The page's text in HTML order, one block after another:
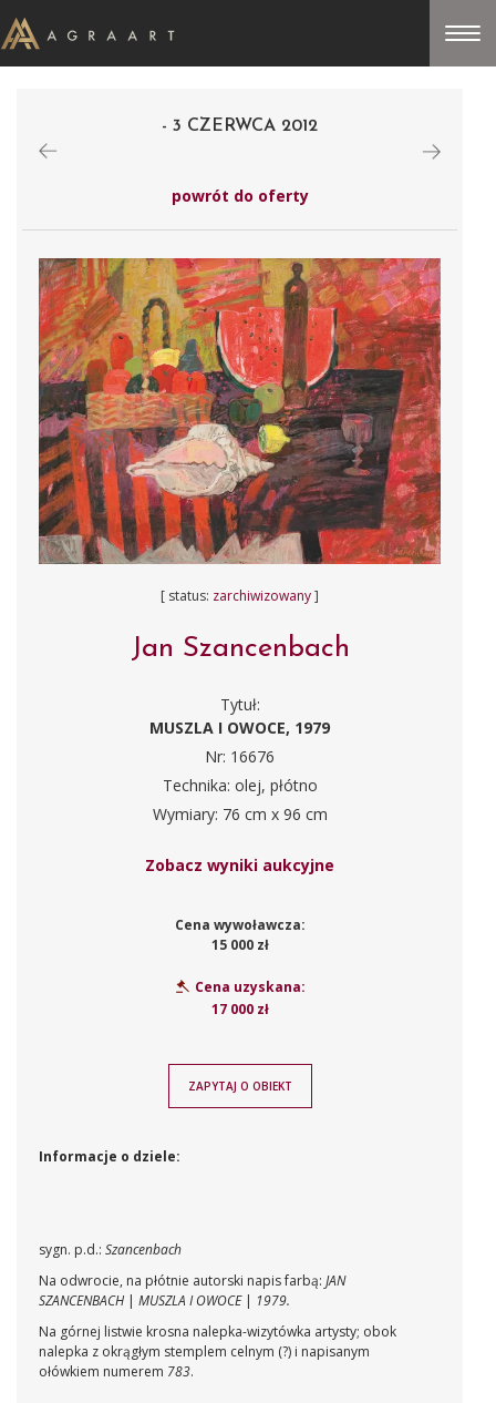
- 3 CZERWCA 2012
powrót do oferty
[ status: zarchiwizowany]
Jan Szancenbach
Tytuł:
MUSZLA I OWOCE, 1979
Nr: 16676
Technika: olej, płótno
Wymiary: 76 cm x 96 cm
Zobacz wyniki aukcyjne
Cena wywoławcza:
15 000 zł
Cena uzyskana:
17 000 zł
ZAPYTAJ O OBIEKT
Informacje o dziele:
sygn. p.d.: Szancenbach
Na odwrocie, na płótnie autorski napis farbą: JAN
SZANCENBACH | MUSZLA I OWOCE | 1979.
Na górnej listwie krosna nalepka-wizytówka artysty; obok
nalepka z okrągłym stemplem celnym (?) i napisanym
ołówkiem numerem 783.